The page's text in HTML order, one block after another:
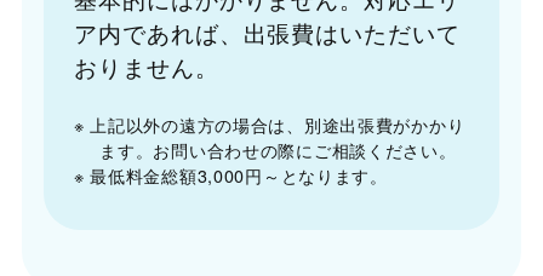
ア内であれば、出張費はいただいて
おりません。
※ 上記以外の遠方の場合は、別途出張費がかかり
ます。お問い合わせの際にご相談ください。
※ 最低料金総額3,000円～となります。